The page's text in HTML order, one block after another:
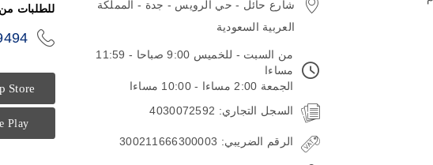
شارع حائل - حي الرويس - جدة - المملكة
العربية السعودية
من السبت - للخميس 9:00 صباحا - 11:59
مساءا
الجمعة 2:00 مساءا - 10:00 مساءا
السجل التجاري: 4030072592
الرقم الضريبي: 300211666300003
للطلبات